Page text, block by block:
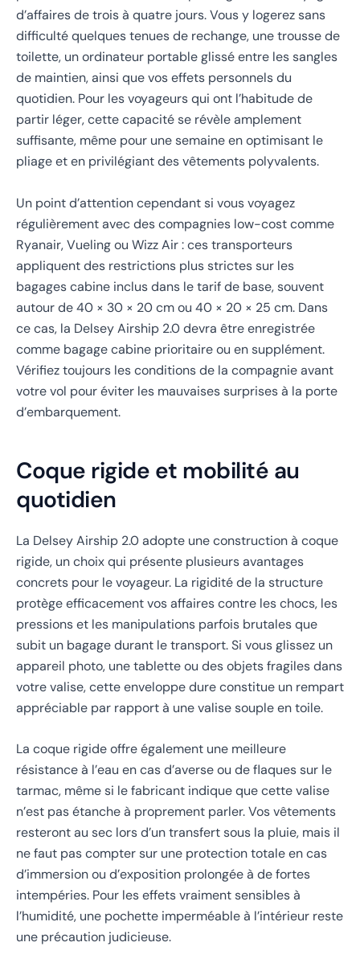
d’affaires de trois à quatre jours. Vous y logerez sans
difficulté quelques tenues de rechange, une trousse de
toilette, un ordinateur portable glissé entre les sangles
de maintien, ainsi que vos effets personnels du
quotidien. Pour les voyageurs qui ont l’habitude de
partir léger, cette capacité se révèle amplement
suffisante, même pour une semaine en optimisant le
pliage et en privilégiant des vêtements polyvalents.
Un point d’attention cependant si vous voyagez
régulièrement avec des compagnies low-cost comme
Ryanair, Vueling ou Wizz Air : ces transporteurs
appliquent des restrictions plus strictes sur les
bagages cabine inclus dans le tarif de base, souvent
autour de 40 × 30 × 20 cm ou 40 × 20 × 25 cm. Dans
ce cas, la Delsey Airship 2.0 devra être enregistrée
comme bagage cabine prioritaire ou en supplément.
Vérifiez toujours les conditions de la compagnie avant
votre vol pour éviter les mauvaises surprises à la porte
d’embarquement.
Coque rigide et mobilité au
quotidien
La Delsey Airship 2.0 adopte une construction à coque
rigide, un choix qui présente plusieurs avantages
concrets pour le voyageur. La rigidité de la structure
protège efficacement vos affaires contre les chocs, les
pressions et les manipulations parfois brutales que
subit un bagage durant le transport. Si vous glissez un
appareil photo, une tablette ou des objets fragiles dans
votre valise, cette enveloppe dure constitue un rempart
appréciable par rapport à une valise souple en toile.
La coque rigide offre également une meilleure
résistance à l’eau en cas d’averse ou de flaques sur le
tarmac, même si le fabricant indique que cette valise
n’est pas étanche à proprement parler. Vos vêtements
resteront au sec lors d’un transfert sous la pluie, mais il
ne faut pas compter sur une protection totale en cas
d’immersion ou d’exposition prolongée à de fortes
intempéries. Pour les effets vraiment sensibles à
l’humidité, une pochette imperméable à l’intérieur reste
une précaution judicieuse.